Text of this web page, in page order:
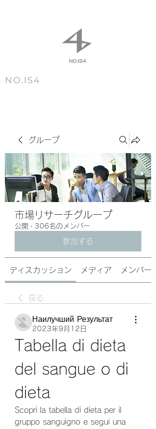
NO.IS4
グループ
市場リサーチグループ
公開 · 306名のメンバー
参加する
ディスカッション メディア メンバー
戻る
Наилучший Результат
2023年9月12日
Tabella di dieta
del sangue o di
dieta
Scopri la tabella di dieta per il
gruppo sanguigno e segui una